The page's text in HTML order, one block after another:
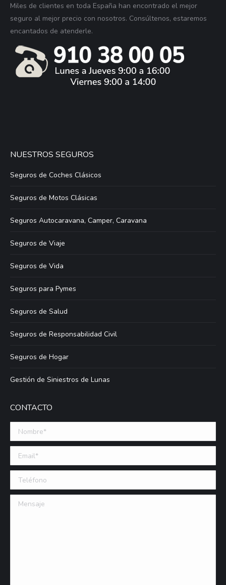
Miles de clientes en toda España han encontrado el mejor
seguro al mejor precio con nosotros. Consúltenos, estaremos
encantados de atenderle.
NUESTROS SEGUROS
Seguros de Coches Clásicos
Seguros de Motos Clásicas
Seguros Autocaravana, Camper, Caravana
Seguros de Viaje
Seguros de Vida
Seguros para Pymes
Seguros de Salud
Seguros de Responsabilidad Civil
Seguros de Hogar
Gestión de Siniestros de Lunas
CONTACTO
Nombre *
Email (requerido)
Teléfono
Mensaje